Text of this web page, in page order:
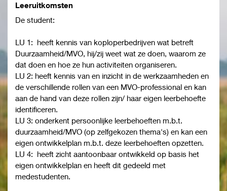
Leeruitkomsten
De student:
LU 1: heeft kennis van koploperbedrijven wat betreft
Duurzaamheid/MVO, hij/zij weet wat ze doen, waarom ze
dat doen en hoe ze hun activiteiten organiseren.
LU 2: heeft kennis van en inzicht in de werkzaamheden en
de verschillende rollen van een MVO-professional en kan
aan de hand van deze rollen zijn/ haar eigen leerbehoefte
identificeren.
LU 3: onderkent persoonlijke leerbehoeften m.b.t.
duurzaamheid/MVO (op zelfgekozen thema's) en kan een
eigen ontwikkelplan m.b.t. deze leerbehoeften opzetten.
LU 4: heeft zicht aantoonbaar ontwikkeld op basis het
eigen ontwikkelplan en heeft dit gedeeld met
medestudenten.